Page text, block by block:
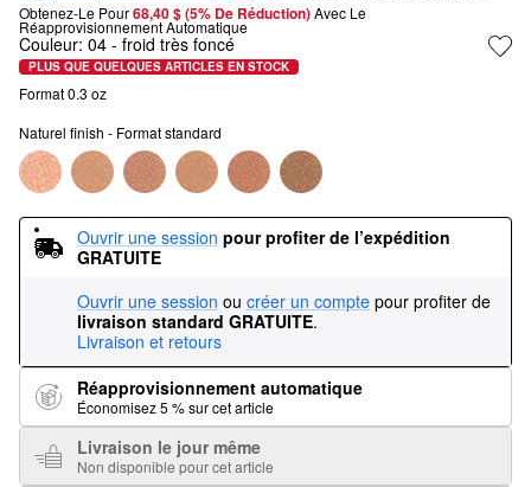
Obtenez-Le Pour68,40 $ (5% De Réduction) Avec Le
Réapprovisionnement Automatique
Couleur: 04 - froid très foncé
PLUS QUE QUELQUES ARTICLES EN STOCK
Format 0.3 oz
Naturel finish - Format standard
Ouvrir une session pour profiter de l’expédition
GRATUITE
Ouvrir une session ou créer un compte pour profiter de
livraison standard GRATUITE.
Livraison et retours
Réapprovisionnement automatique
Économisez 5 % sur cet article
Livraison le jour même
Non disponible pour cet article